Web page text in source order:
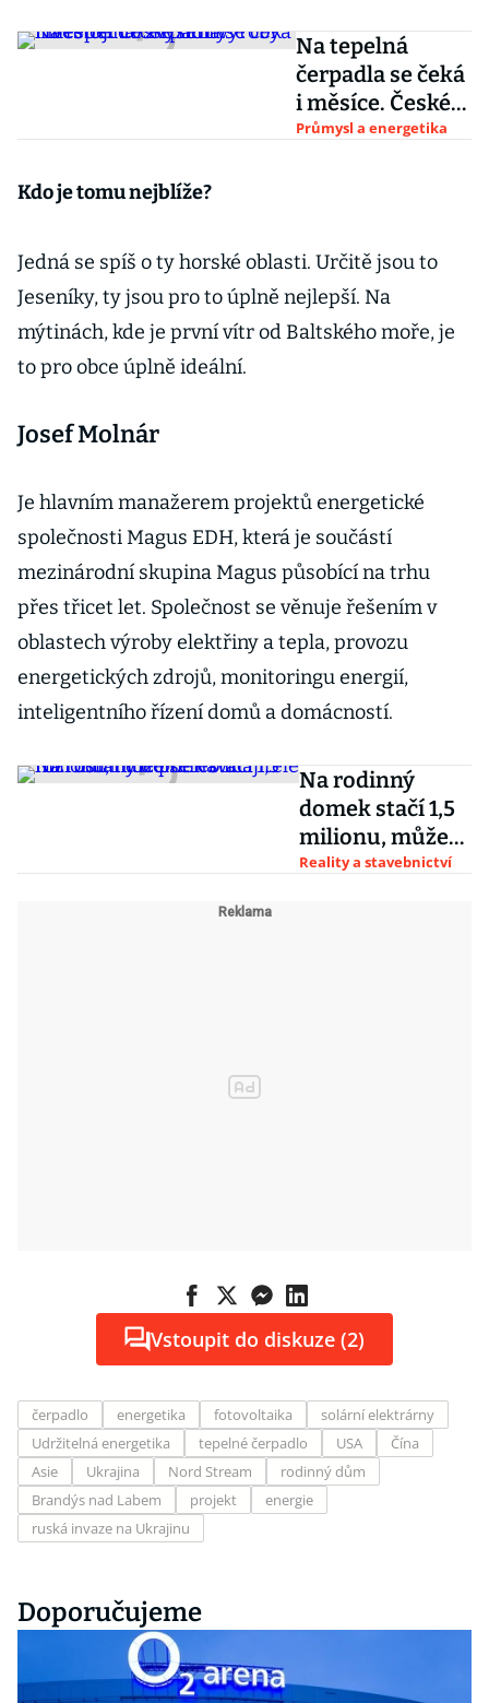
Na tepelná
čerpadla se čeká
i měsíce. České
firmy investují
Průmysl a energetika
Kdo je tomu nejblíže?
Jedná se spíš o ty horské oblasti. Určitě jsou to
Jeseníky, ty jsou pro to úplně nejlepší. Na
mýtinách, kde je první vítr od Baltského moře, je
to pro obce úplně ideální.
Josef Molnár
Je hlavním manažerem projektů energetické
společnosti Magus EDH, která je součástí
mezinárodní skupina Magus působící na trhu
přes třicet let. Společnost se věnuje řešením v
oblastech výroby elektřiny a tepla, provozu
energetických zdrojů, monitoringu energií,
inteligentního řízení domů a domácností.
Na rodinný
domek stačí 1,5
milionu, může
se navíc
Reality a stavebnictví
Vstoupit do diskuze (2)
čerpadlo energetika fotovoltaika
solární elektrárny
Udržitelná energetika
tepelné čerpadlo USA
Čína
Asie
Ukrajina Nord Stream
rodinný dům
Brandýs nad Labem
projekt
energie
ruská invaze na Ukrajinu
Doporučujeme